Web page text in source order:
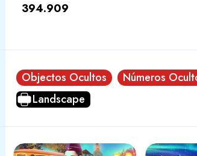
394.909
Objectos Ocultos Números
Landscape